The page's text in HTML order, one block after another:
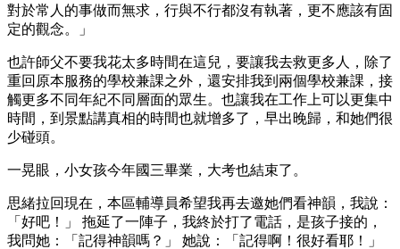
對於常人的事做而無求，行與不行都沒有執著，更不應該有固
定的觀念。」
也許師父不要我花太多時間在這兒，要讓我去救更多人，除了
重回原本服務的學校兼課之外，還安排我到兩個學校兼課，接
觸更多不同年紀不同層面的眾生。也讓我在工作上可以更集中
時間，到景點講真相的時間也就增多了，早出晚歸，和她們很
少碰頭。
一晃眼，小女孩今年國三畢業，大考也結束了。
思緒拉回現在，本區輔導員希望我再去邀她們看神韻，我說：
「好吧！」 拖延了一陣子，我終於打了電話，是孩子接的，
我問她：「記得神韻嗎？」 她說：「記得啊！很好看耶！」